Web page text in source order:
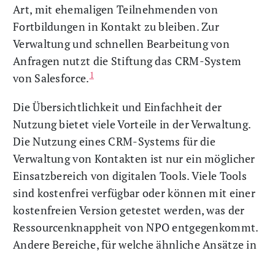
Art, mit ehemaligen Teilnehmenden von
Fortbildungen in Kontakt zu bleiben. Zur
Verwaltung und schnellen Bearbeitung von
Anfragen nutzt die Stiftung das CRM-System
von Salesforce.1
Die Übersichtlichkeit und Einfachheit der
Nutzung bietet viele Vorteile in der Verwaltung.
Die Nutzung eines CRM-Systems für die
Verwaltung von Kontakten ist nur ein möglicher
Einsatzbereich von digitalen Tools. Viele Tools
sind kostenfrei verfügbar oder können mit einer
kostenfreien Version getestet werden, was der
Ressourcenknappheit von NPO entgegenkommt.
Andere Bereiche, für welche ähnliche Ansätze in